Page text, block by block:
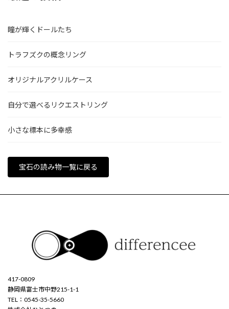
瞳が輝くドールたち
トラフズクの概念リング
オリジナルアクリルケース
自分で選べるリクエストリング
小さな標本に多幸感
宝石の読み物一覧に戻る
417-0809
静岡県富士市中野215-1-1
TEL：0545-35-5660